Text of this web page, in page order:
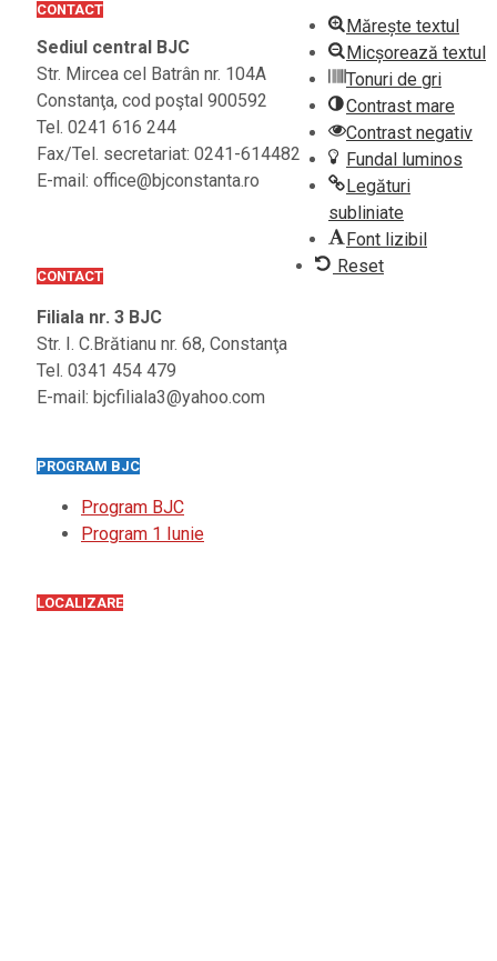
CONTACT
Sediul central BJC
Str. Mircea cel Batrân nr. 104A
Constanţa, cod poştal 900592
Tel. 0241 616 244
Fax/Tel. secretariat: 0241-614482
E-mail: office@bjconstanta.ro
CONTACT
Filiala nr. 3 BJC
Str. I. C.Brătianu nr. 68, Constanţa
Tel. 0341 454 479
E-mail: bjcfiliala3@yahoo.com
PROGRAM BJC
Program BJC
Program 1 Iunie
LOCALIZARE
Mărește textul
Micșorează textul
Tonuri de gri
Contrast mare
Contrast negativ
Fundal luminos
Legături
subliniate
Font lizibil
Reset